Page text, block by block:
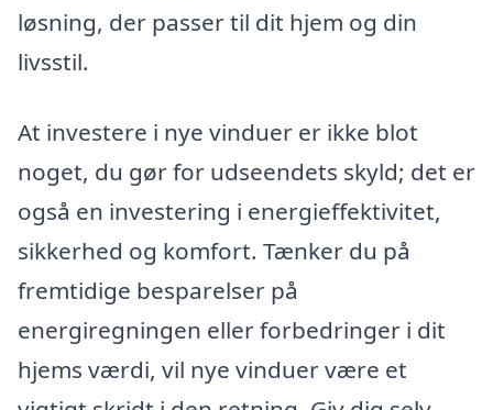
løsning, der passer til dit hjem og din
livsstil.
At investere i nye vinduer er ikke blot
noget, du gør for udseendets skyld; det er
også en investering i energieffektivitet,
sikkerhed og komfort. Tænker du på
fremtidige besparelser på
energiregningen eller forbedringer i dit
hjems værdi, vil nye vinduer være et